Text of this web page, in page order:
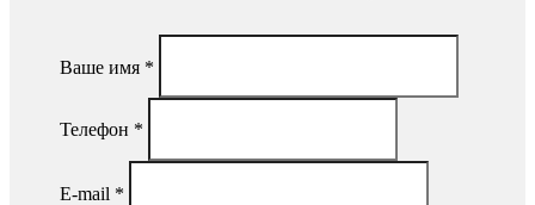
Ваше имя *
Телефон *
E-mail *